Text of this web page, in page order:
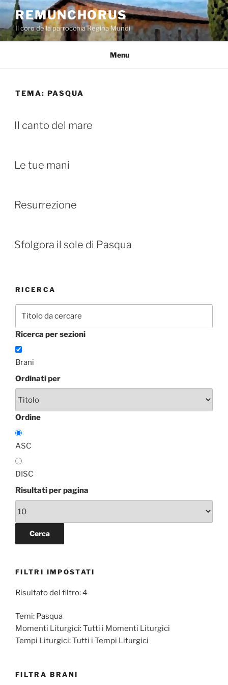
Salta
contenuto
REMUNCHORUS
Il coro della parrocchia Regina Mundi
Menu
TEMA: PASQUA
Il canto del mare
Le tue mani
Resurrezione
Sfolgora il sole di Pasqua
RICERCA
Ricerca per sezioni
Brani
Ordinati per
Ordine
ASC
DISC
Risultati per pagina
FILTRI IMPOSTATI
Risultato del filtro: 4
Temi: Pasqua
Momenti Liturgici:Tutti i Momenti Liturgici
Tempi Liturgici:Tutti i Tempi Liturgici
FILTRA BRANI